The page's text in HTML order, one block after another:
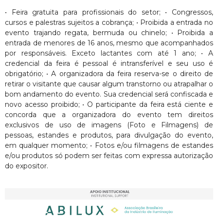
• Feira gratuita para profissionais do setor; • Congressos,
cursos e palestras sujeitos a cobrança; • Proibida a entrada no
evento trajando regata, bermuda ou chinelo; • Proibida a
entrada de menores de 16 anos, mesmo que acompanhados
por responsáveis. Exceto lactantes com até 1 ano; • A
credencial da feira é pessoal é intransferível e seu uso é
obrigatório; • A organizadora da feira reserva-se o direito de
retirar o visitante que causar algum transtorno ou atrapalhar o
bom andamento do evento. Sua credencial será confiscada e
novo acesso proibido; • O participante da feira está ciente e
concorda que a organizadora do evento tem direitos
exclusivos de uso de imagens (Foto e Filmagens) de
pessoas, estandes e produtos, para divulgação do evento,
em qualquer momento; • Fotos e/ou filmagens de estandes
e/ou produtos só podem ser feitas com expressa autorização
do expositor.